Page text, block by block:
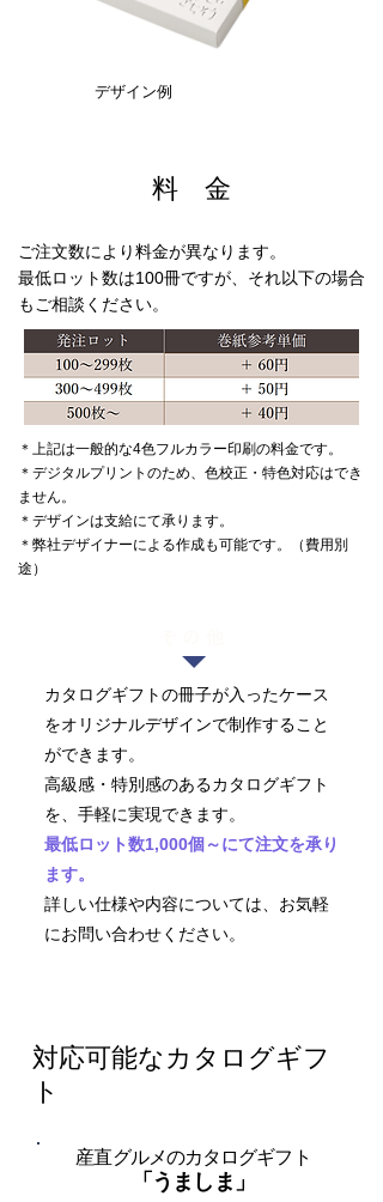
デザイン例
料 金
ご注文数により料金が異なります。
最低ロット数は100冊ですが、それ以下の場合
もご相談ください。
＊上記は一般的な4色フルカラー印刷の料金です。
＊デジタルプリントのため、色校正・特色対応はでき
ません。
＊デザインは支給にて承ります。
＊弊社デザイナーによる作成も可能です。（費用別
途）
カタログギフトの冊子が入ったケース
をオリジナルデザインで制作すること
ができます。
高級感・特別感のあるカタログギフト
を、手軽に実現できます。
最低ロット数1,000個～にて注文を承り
ます。
詳しい仕様や内容については、お気軽
にお問い合わせください。
対応可能なカタログギフ
ト
産直グルメのカタログギフト
「うましま」